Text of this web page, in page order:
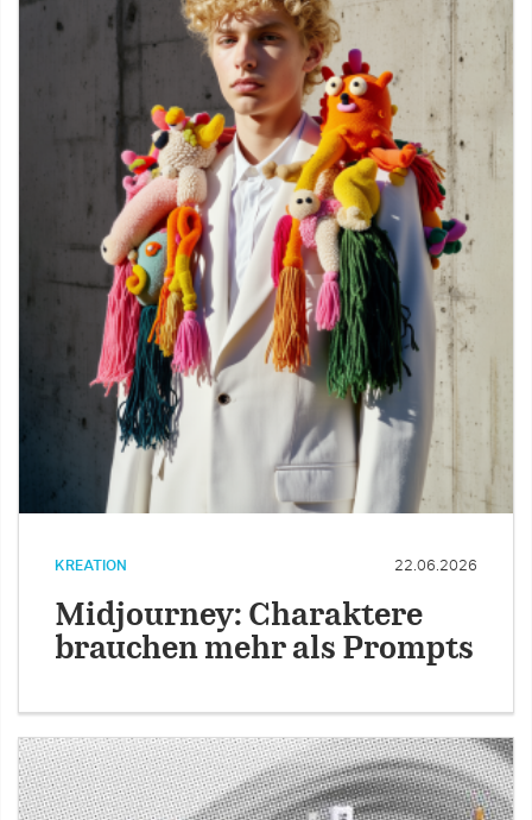
KREATION 22.06.2026
Midjourney: Charaktere
brauchen mehr als Prompts